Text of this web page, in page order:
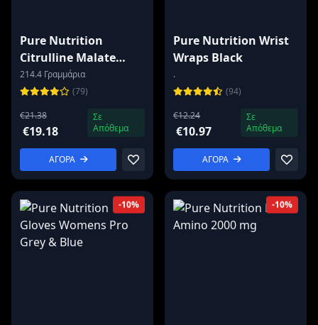
Pure Nutrition
Citrulline Malate
Powder 214g
214.4 Γραμμάρια
(79)
€21.38
€19.18
Σε
Απόθεμα
ΑΓΟΡΑ
Pure Nutrition Wrist
Wraps Black
.
(94)
€12.24
€10.97
Σε
Απόθεμα
ΑΓΟΡΑ
-10% -10%